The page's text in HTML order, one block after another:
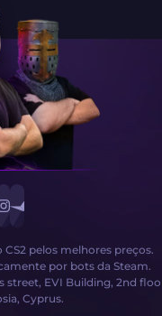
pelos melhores preços.
por bots da Steam.
street, EVI Building, 2nd
Cyprus.